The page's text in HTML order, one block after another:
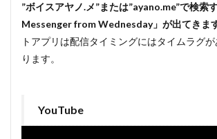
”ボイスアヤノ.メ”または”ayano.me”で検索
Messenger from Wednesday」が出てきます
トアプリは配信タイミングにはタイムラグ
ります。
YouTube